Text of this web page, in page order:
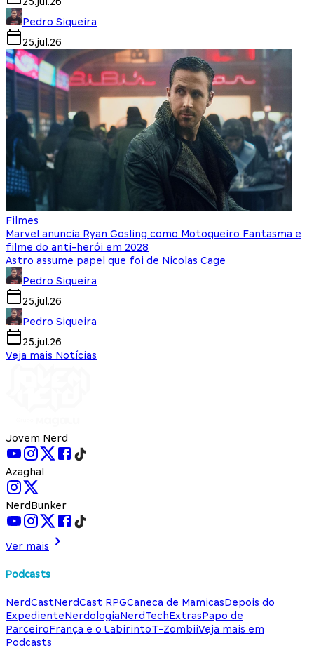
Pedro Siqueira
25.jul.26
Filmes
Marvel anuncia Ryan Gosling como Motoqueiro Fantasma e
filme do anti-herói em 2028
Astro assume papel que foi de Nicolas Cage
Pedro Siqueira
25.jul.26
Pedro Siqueira
25.jul.26
Veja mais Notícias
Jovem Nerd
Azaghal
NerdBunker
Ver mais
Podcasts
NerdCastNerdCast RPGCaneca de MamicasDepois do
ExpedienteNerdologiaNerdTechExtrasPapo de
ParceiroFrança e o LabirintoT-ZombiiVeja mais em
Podcasts